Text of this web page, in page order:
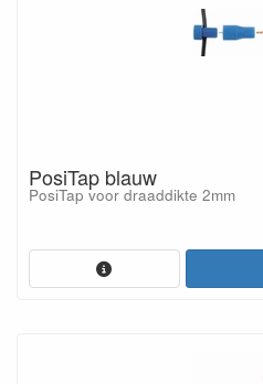
PosiTap blauw
PosiTap voor draaddikte 2mm